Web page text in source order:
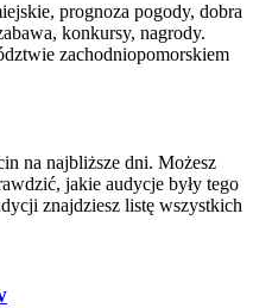
prognoza pogody, dobra
konkursy, nagrody.
zachodniopomorskiem
na najbliższe dni. Możesz
jakie audycje były tego
znajdziesz listę wszystkich